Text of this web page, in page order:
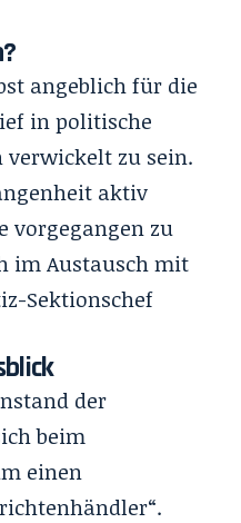
angeblich für die
in politische
verwickelt zu sein.
aktiv
vorgegangen zu
im Austausch mit
Sektionschef
der
beim
einen